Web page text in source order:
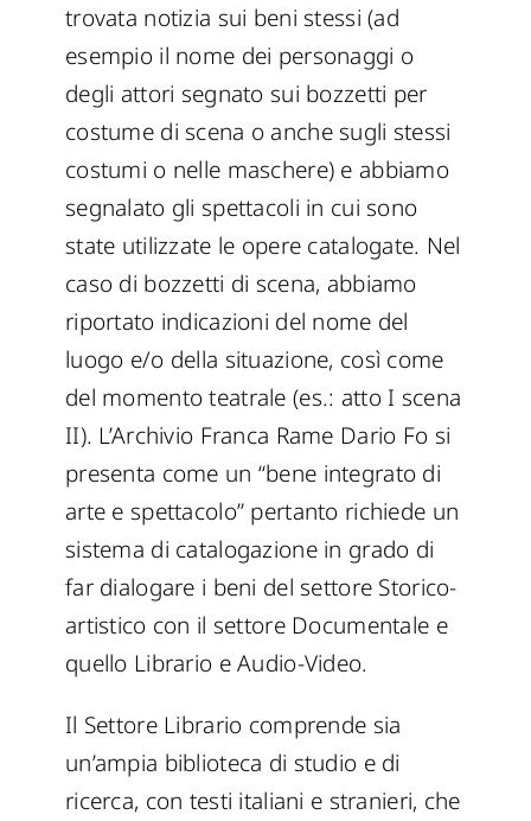
trovata notizia sui beni stessi (ad
esempio il nome dei personaggi o
degli attori segnato sui bozzetti per
costume di scena o anche sugli stessi
costumi o nelle maschere) e abbiamo
segnalato gli spettacoli in cui sono
state utilizzate le opere catalogate. Nel
caso di bozzetti di scena, abbiamo
riportato indicazioni del nome del
luogo e/o della situazione, così come
del momento teatrale (es.: atto I scena
II). L’Archivio Franca Rame Dario Fo si
presenta come un “bene integrato di
arte e spettacolo” pertanto richiede un
sistema di catalogazione in grado di
far dialogare i beni del settore Storico-
artistico con il settore Documentale e
quello Librario e Audio-Video.
Il Settore Librario comprende sia
un’ampia biblioteca di studio e di
ricerca, con testi italiani e stranieri, che